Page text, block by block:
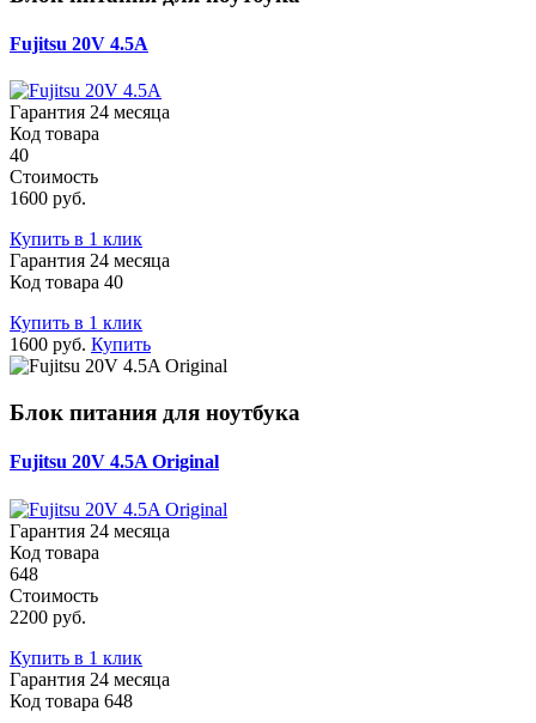
Fujitsu 20V 4.5A
Гарантия 24 месяца
Код товара
40
Стоимость
1600 руб.
Купить в 1 клик
Гарантия 24 месяца
Код товара 40
Купить в 1 клик
1600 руб. Купить
Блок питания для ноутбука
Fujitsu 20V 4.5A Original
Гарантия 24 месяца
Код товара
648
Стоимость
2200 руб.
Купить в 1 клик
Гарантия 24 месяца
Код товара 648